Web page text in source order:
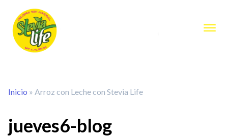
Inicio » Arroz con Leche con Stevia Life
jueves6-blog